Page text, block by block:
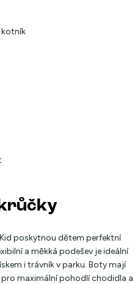
kotník
poskytnou dětem perfektní
a měkká podešev je ideální
i trávník v parku. Boty mají
maximální pohodlí chodidla a